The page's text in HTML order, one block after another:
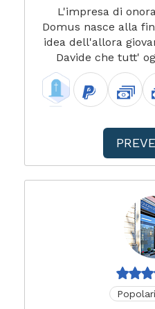
L'impresa di
Domus nasce alla
idea dell'allora
Davide che tutt'